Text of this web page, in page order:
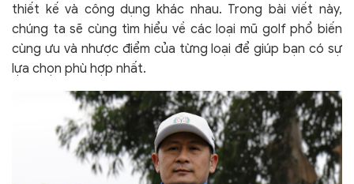
thiết kế và công dụng khác nhau. Trong bài viết này,
chúng ta sẽ cùng tìm hiểu về các loại mũ golf phổ biến
cùng ưu và nhược điểm của từng loại để giúp bạn có sự
lựa chọn phù hợp nhất.